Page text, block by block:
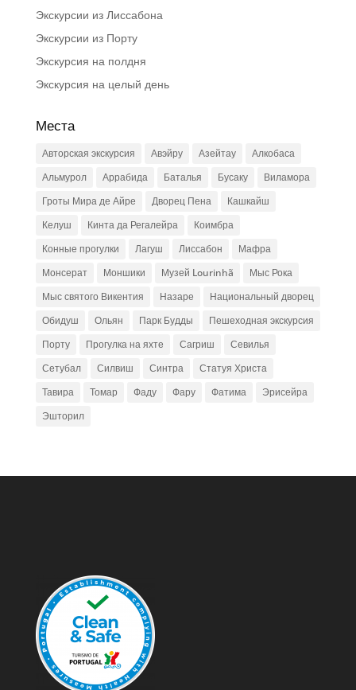
Экскурсии из Лиссабона
Экскурсии из Порту
Экскурсия на полдня
Экскурсия на целый день
Места
Авторская экскурсия Авэйру Азейтау
Алкобаса
Альмурол
Аррабида Баталья Бусаку
Виламора
Гроты Мира де Айре
Дворец Пена
Кашкайш
Келуш
Кинта да Регалейра
Коимбра
Конные прогулки
Лагуш Лиссабон
Мафра
Монсерат
Моншики Музей Lourinhã
Мыс Рока
Мыс святого Викентия
Назаре
Национальный дворец
Обидуш
Ольян Парк Будды
Пешеходная экскурсия
Порту
Прогулка на яхте Сагриш
Севилья
Сетубал
Силвиш Синтра
Статуя Христа
Тавира
Томар Фаду Фару Фатима
Эрисейра
Эшторил